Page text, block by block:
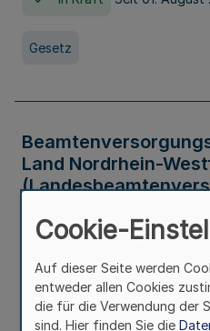
Gesetz
Land Nordrhein-
Gesetz
Cookie-
Auf dieser Seite werden
entweder allen Cookies
die für die Verwendung der
sind. Hier finden Sie die